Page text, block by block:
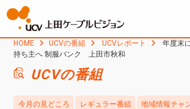
HOME UCVの番組 UCVレポート
年度末
持ち主へ 制服バンク 上田市秋和
UCVの番組
今月の見どころ レギュラー番組
地域情報チャ